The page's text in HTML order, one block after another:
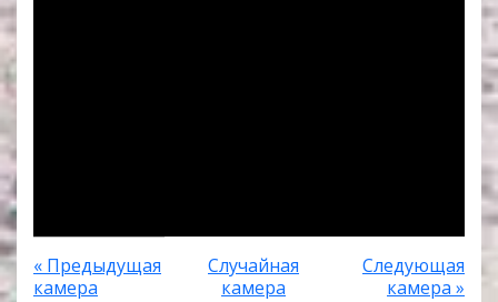
« Предыдущая
камера
Случайная
камера
Следующая
камера »